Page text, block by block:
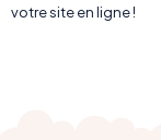
votre site en ligne !